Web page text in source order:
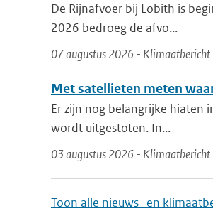
De Rijnafvoer bij Lobith is
2026 bedroeg de afvo...
07 augustus 2026 - Klimaatbericht
Met satellieten meten
Er zijn nog belangrijke hiaten
wordt uitgestoten. In...
03 augustus 2026 - Klimaatbericht
Toon alle nieuws- en